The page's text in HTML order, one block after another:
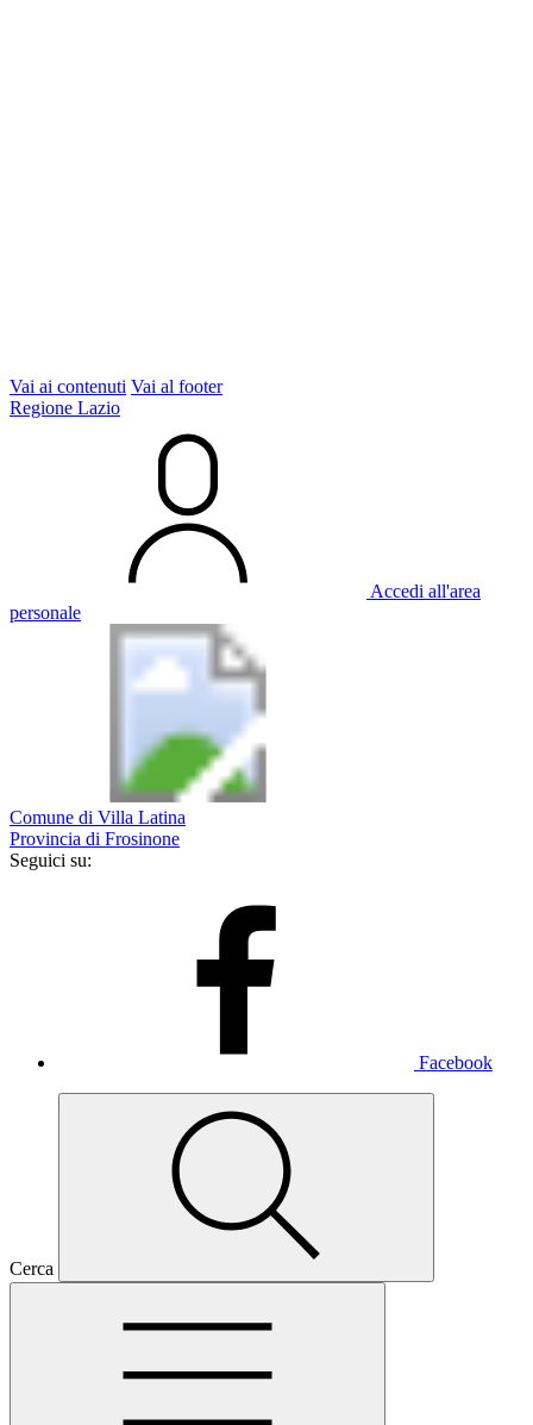
Vai ai contenuti Vai al footer
Regione Lazio
Accedi all'area
personale
Comune di Villa Latina
Provincia di Frosinone
Seguici su:
Facebook
Cerca